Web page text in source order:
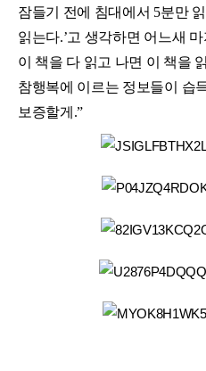
잠들기 전에 침대에서 5분만
읽는다.’고 생각하면 어느새
이 책을 다 읽고 나면 이 책을
참행복에 이르는 정보들이 습
보증할게.”